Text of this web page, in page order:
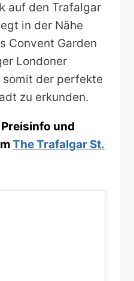
auf den Trafalgar
in der Nähe
Convent Garden
Londoner
der perfekte
zu erkunden.
und
The Trafalgar St.